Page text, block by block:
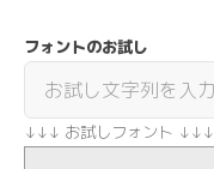
フォントのお試し
↓↓↓ お試しフォント ↓↓↓